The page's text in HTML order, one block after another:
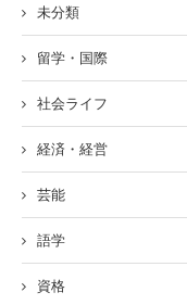
未分類
留学・国際
社会ライフ
経済・経営
芸能
語学
資格